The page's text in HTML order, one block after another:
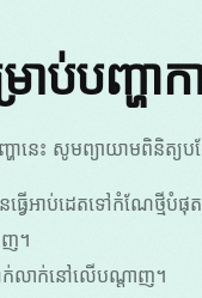
បញ្ហាកា
ះ សូមព្យាយាមពិនិត្យបន្ថ
វើអាប់ដេតទៅកំណែថ្មីបំ
ញ។
ក់លាក់នៅលើបណ្តាញ។